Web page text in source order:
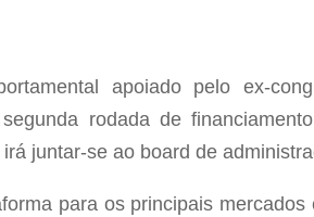
apoiado pelo ex-
rodada de
juntar-se ao board de
para os principais